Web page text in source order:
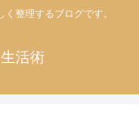
整理するブログです。
活術